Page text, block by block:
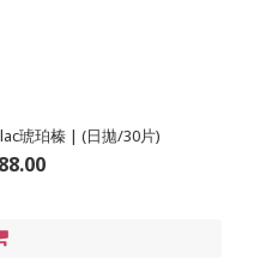
琥珀榛 | (日拋/30片)